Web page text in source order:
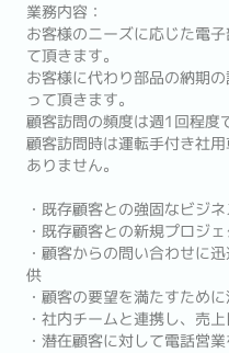
業務内容：
お客様のニーズに応じた電
て頂きます。
お客様に代わり部品の納期
って頂きます。
顧客訪問の頻度は週1回程度
顧客訪問時は運転手付き社
ありません。
・既存顧客との強固なビジ
・既存顧客との新規プロジ
・顧客からの問い合わせに
供
・顧客の要望を満たすため
・社内チームと連携し、売
・潜在顧客に対して電話営